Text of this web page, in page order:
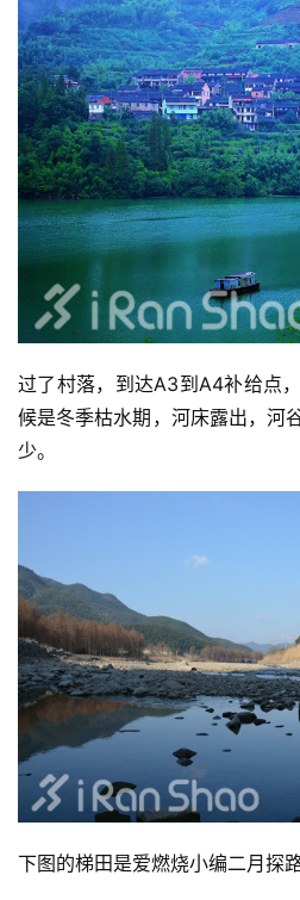
过了村落，到达A3到A4补给点
候是冬季枯水期，河床露出，河
少。
下图的梯田是爱燃烧小编二月探